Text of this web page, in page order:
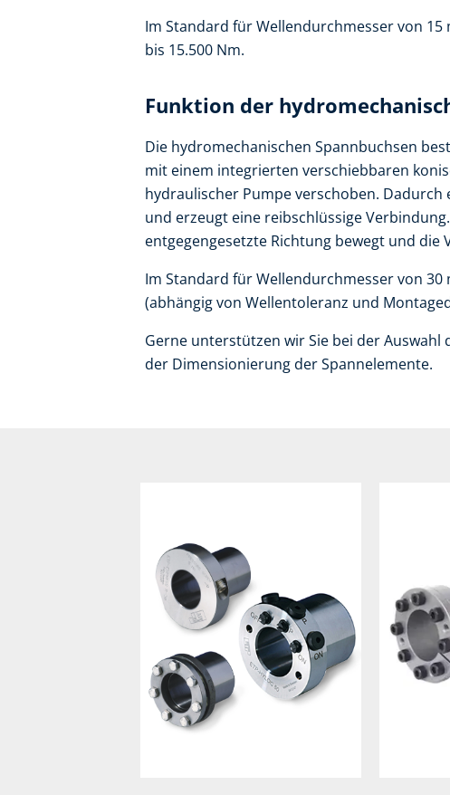
Im Standard für Wellendurchmesser von
bis 15.500 Nm.
Funktion der
Die hydromechanischen Spannbuchsen
mit einem integrierten verschiebbaren
hydraulischer Pumpe verschoben.
und erzeugt eine reibschlüssige
entgegengesetzte Richtung bewegt und die
Im Standard für Wellendurchmesser von
(abhängig von Wellentoleranz und
Gerne unterstützen wir Sie bei der
der Dimensionierung der Spannelemente.